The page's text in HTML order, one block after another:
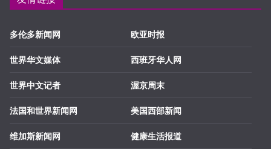
多伦多新闻网
世界华文媒体
世界中文记者
法国和世界新闻网
维加斯新闻网
欧亚时报
西班牙华人网
渥京周末
美国西部新闻
健康生活报道